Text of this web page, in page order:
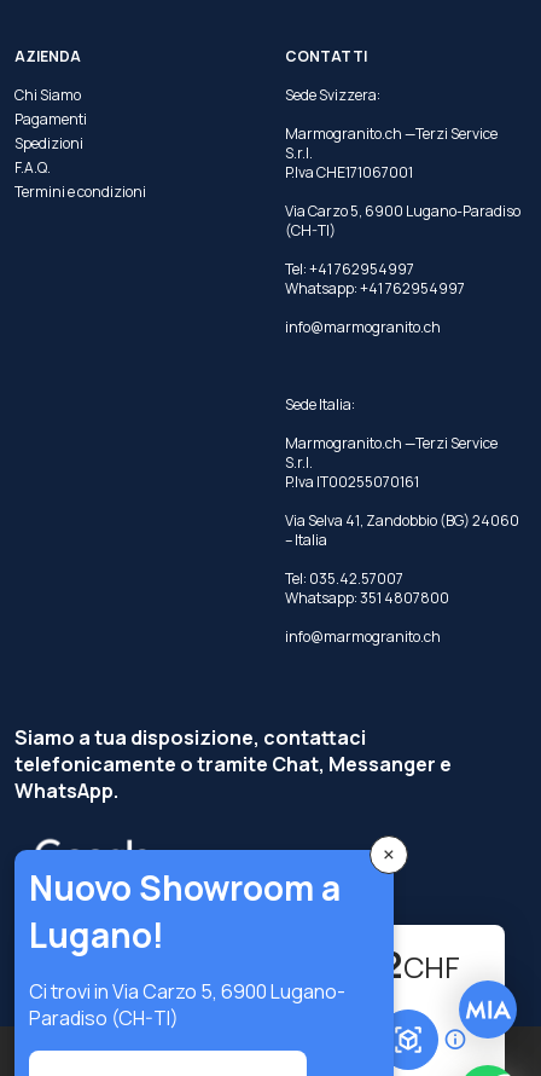
334.22CHF
AZIENDA
Chi Siamo
Pagamenti
Spedizioni
F.A.Q.
Termini e condizioni
CONTATTI
Sede Svizzera:
Marmogranito.ch —Terzi Service
S.r.l.
P.Iva CHE171067001
Via Carzo 5, 6900 Lugano-Paradiso
(CH-TI)
Tel: +41 762954997
Whatsapp:+41 762954997
info@marmogranito.ch
Sede Italia:
Marmogranito.ch —Terzi Service
S.r.l.
P.Iva IT00255070161
Via Selva 41, Zandobbio (BG) 24060
– Italia
Tel: 035.42.57007
Whatsapp:351 4807800
info@marmogranito.ch
Siamo a tua disposizione, contattaci
telefonicamente o tramite Chat, Messanger e
WhatsApp.
Copyright © Terzi Service S.r.l. — Tutti i diritti riservati.
×
Nuovo Showroom a
Lugano!
Ci trovi in Via Carzo 5, 6900 Lugano-
Paradiso (CH-TI)